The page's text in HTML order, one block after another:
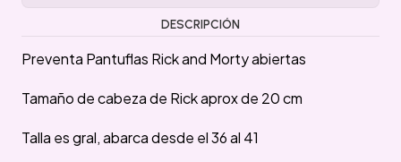
DESCRIPCIÓN
Preventa Pantuflas Rick and Morty abiertas
Tamaño de cabeza de Rick aprox de 20 cm
Talla es gral, abarca desde el 36 al 41